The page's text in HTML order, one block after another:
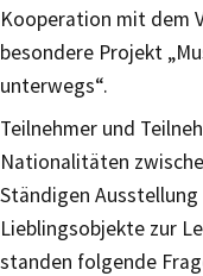
Kooperation mit dem
besondere Projekt
unterwegs“.
Teilnehmer und
Nationalitäten
Ständigen
Lieblingsobjekte zur
standen folgende